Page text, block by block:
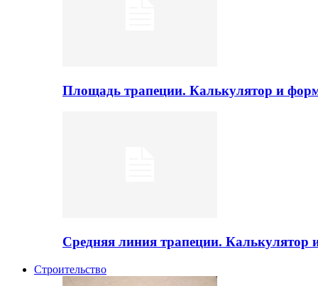
Площадь трапеции. Калькулятор и
Средняя линия трапеции.
Строительство